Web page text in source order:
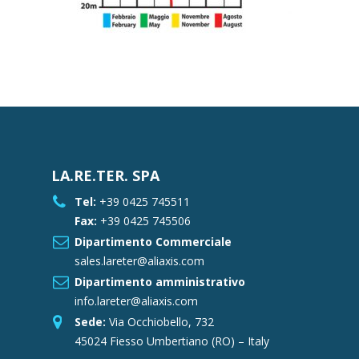
LA.RE.TER. SPA
Tel: +39 0425 745511
Fax: +39 0425 745506
Dipartimento Commerciale
sales.lareter@aliaxis.com
Dipartimento amministrativo
info.lareter@aliaxis.com
Sede: Via Occhiobello, 732
45024 Fiesso Umbertiano (RO) – Italy